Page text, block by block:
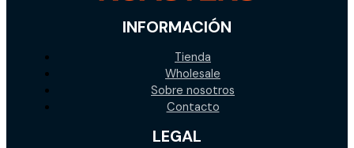
INFORMACIÓN
Tienda
Wholesale
Sobre nosotros
Contacto
LEGAL